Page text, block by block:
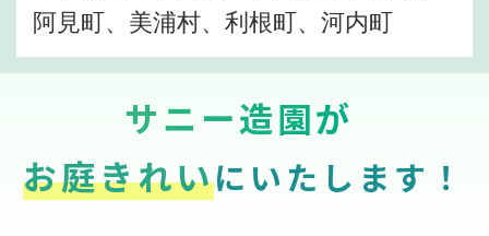
阿見町、美浦村、利根町、河内町
サニー造園が
お庭きれいにいたします！